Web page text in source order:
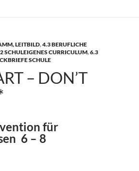
LEITBILD,4.3 BERUFLICHE
SCHULEIGENES CURRICULUM,6.3
SCHULE
– DON’T
für
6 – 8
Start *